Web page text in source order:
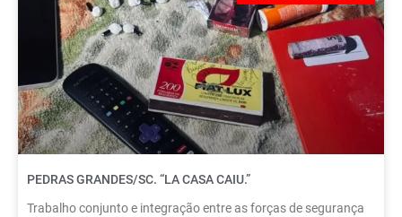
PEDRAS GRANDES/SC. “LA CASA CAIU.”
Trabalho conjunto e integração entre as forças de segurança